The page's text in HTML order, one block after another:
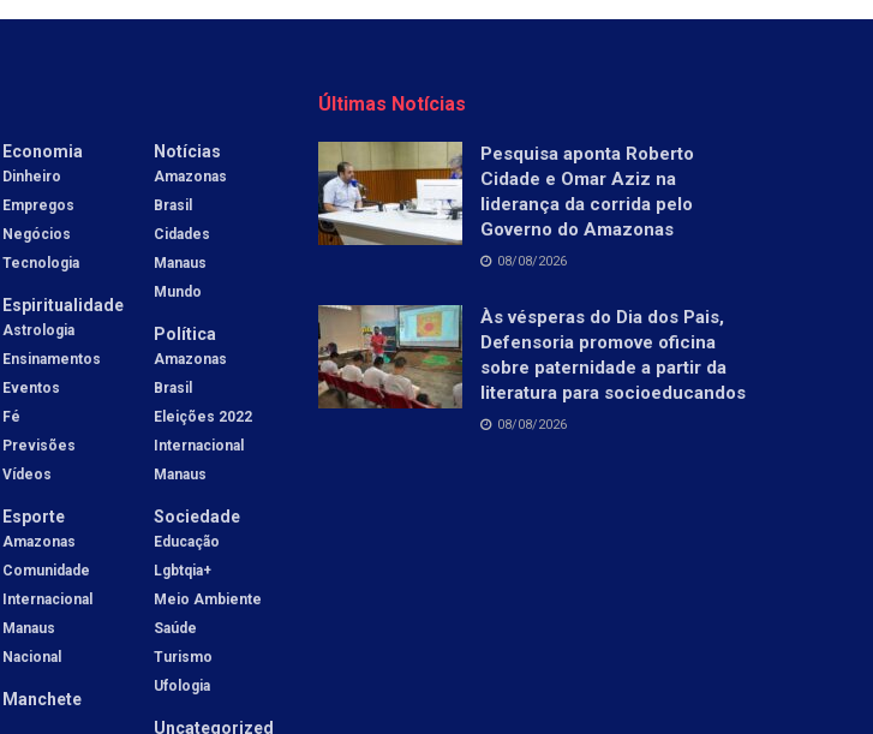
Economia
Dinheiro
Empregos
Negócios
Tecnologia
Espiritualidade
Astrologia
Ensinamentos
Eventos
Fé
Previsões
Vídeos
Esporte
Amazonas
Comunidade
Internacional
Manaus
Nacional
Manchete
Notícias
Amazonas
Brasil
Cidades
Manaus
Mundo
Política
Amazonas
Brasil
Eleições 2022
Internacional
Manaus
Sociedade
Educação
Lgbtqia+
Meio Ambiente
Saúde
Turismo
Ufologia
Uncategorized
Últimas Notícias
Pesquisa aponta Roberto
Cidade e Omar Aziz na
liderança da corrida pelo
Governo do Amazonas
08/08/2026
Às vésperas do Dia dos Pais,
Defensoria promove oficina
sobre paternidade a partir da
literatura para socioeducandos
08/08/2026